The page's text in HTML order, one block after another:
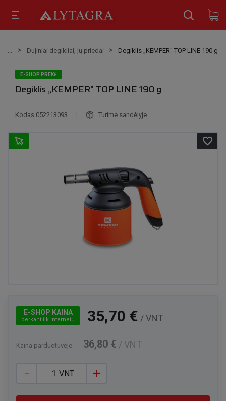
Dujiniai degikliai, jų priedai Degiklis „KEMPER" TOP LINE 190 g
E-SHOP PREKĖ
Degiklis „KEMPER" TOP LINE 190 g
Kodas 052213093 | Turime sandėlyje
favorite_border
E-SHOP KAINA
perkant tik internetu 35,70 € / VNT
Kaina parduotuvėje 36,80 € / VNT
- +
VNT